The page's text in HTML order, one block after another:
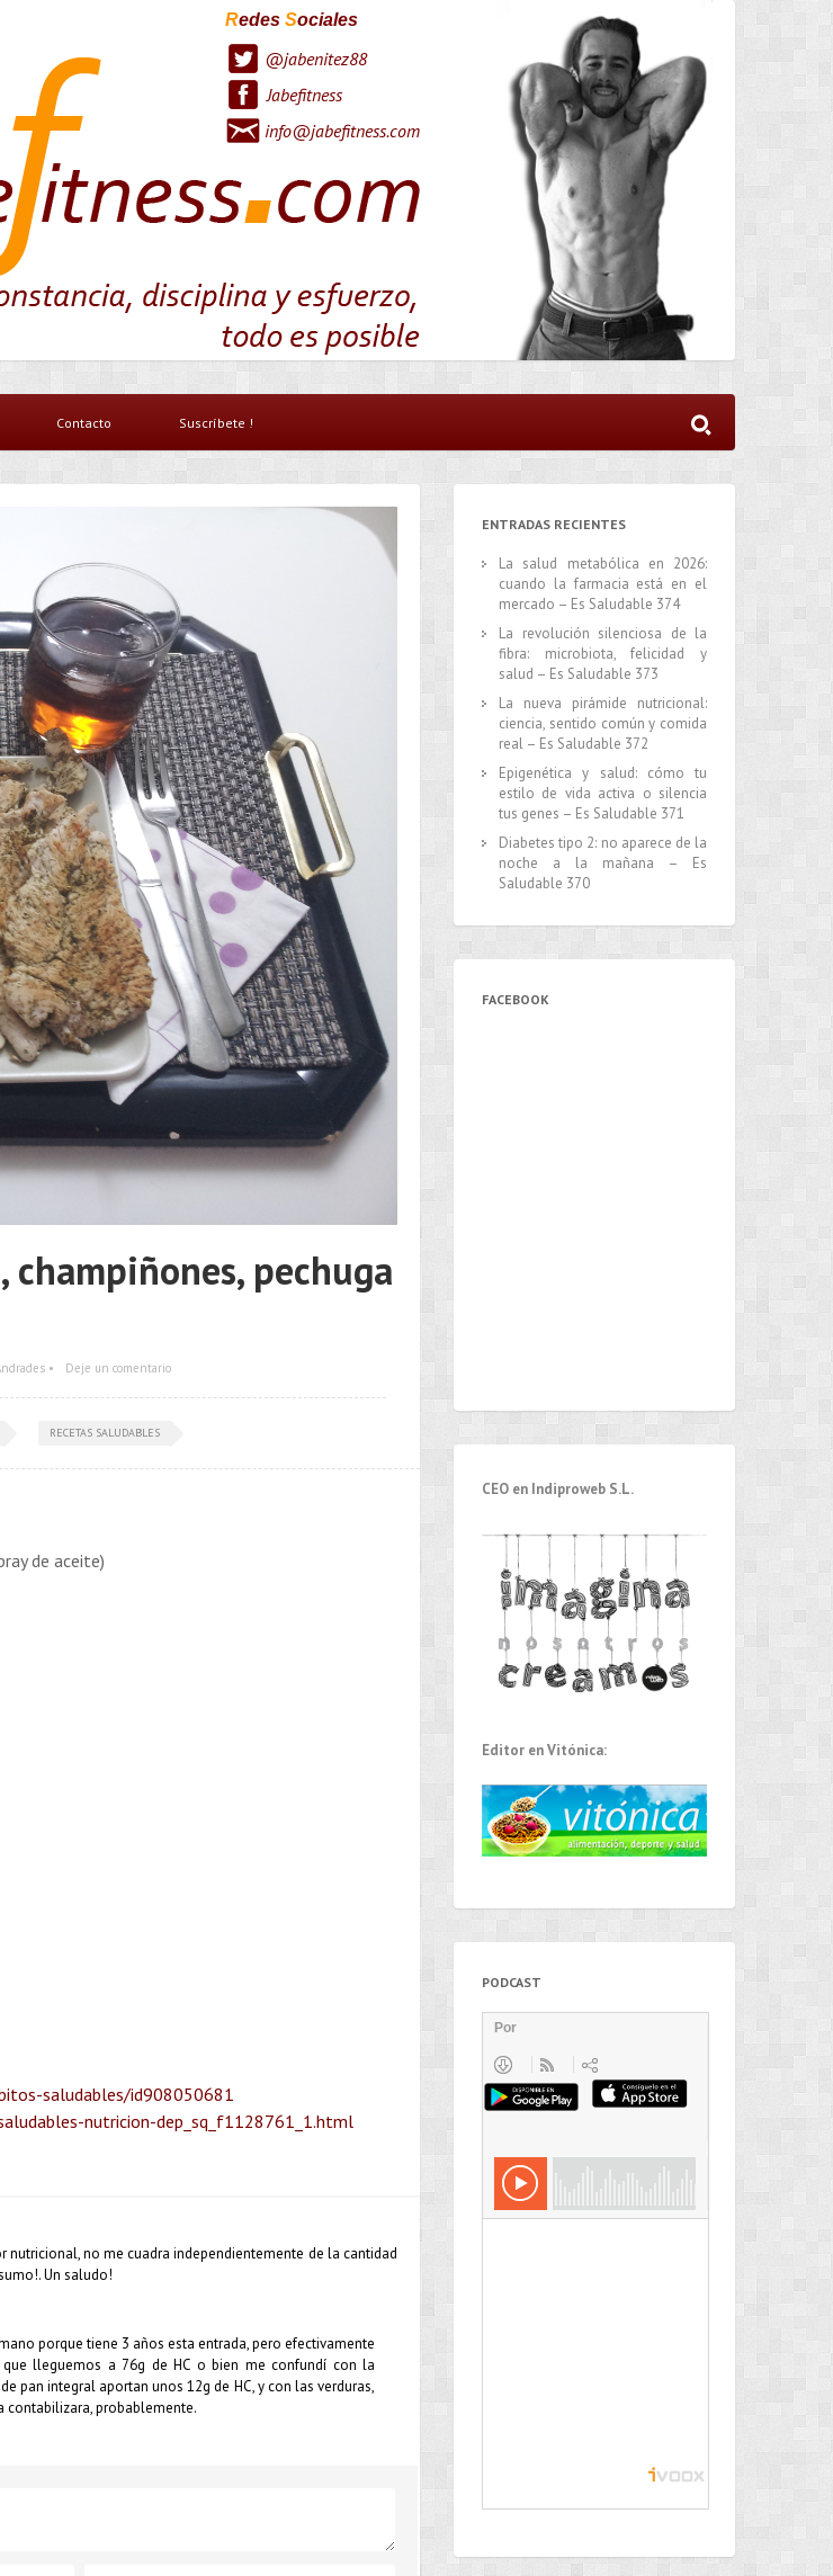
Redes Sociales
@jabenitez88
Jabefitness
info@jabefitness.com
Contacto Suscríbete !
champiñones, pechuga
• Deje un comentario
RECETAS SALUDABLES
de aceite)
saludables/id908050681
nutricion-dep_sq_f1128761_1.html
nutricional, no me cuadra independientemente de la cantidad
Un saludo!
porque tiene 3 años esta entrada, pero efectivamente
lleguemos a 76g de HC o bien me confundí con la
pan integral aportan unos 12g de HC, y con las verduras,
contabilizara, probablemente.
ENTRADAS RECIENTES
La salud metabólica en 2026:
cuando la farmacia está en el
mercado – Es Saludable 374
La revolución silenciosa de la
fibra: microbiota, felicidad y
salud – Es Saludable 373
La nueva pirámide nutricional:
ciencia, sentido común y comida
real – Es Saludable 372
Epigenética y salud: cómo tu
estilo de vida activa o silencia
tus genes – Es Saludable 371
Diabetes tipo 2: no aparece de la
noche a la mañana – Es
Saludable 370
FACEBOOK
CEO en Indiproweb S.L.
Editor en Vitónica:
PODCAST